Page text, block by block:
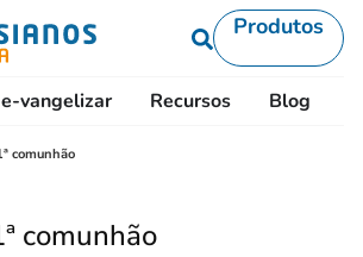
Produtos
e-vangelizar Recursos Blog
comunhão
comunhão